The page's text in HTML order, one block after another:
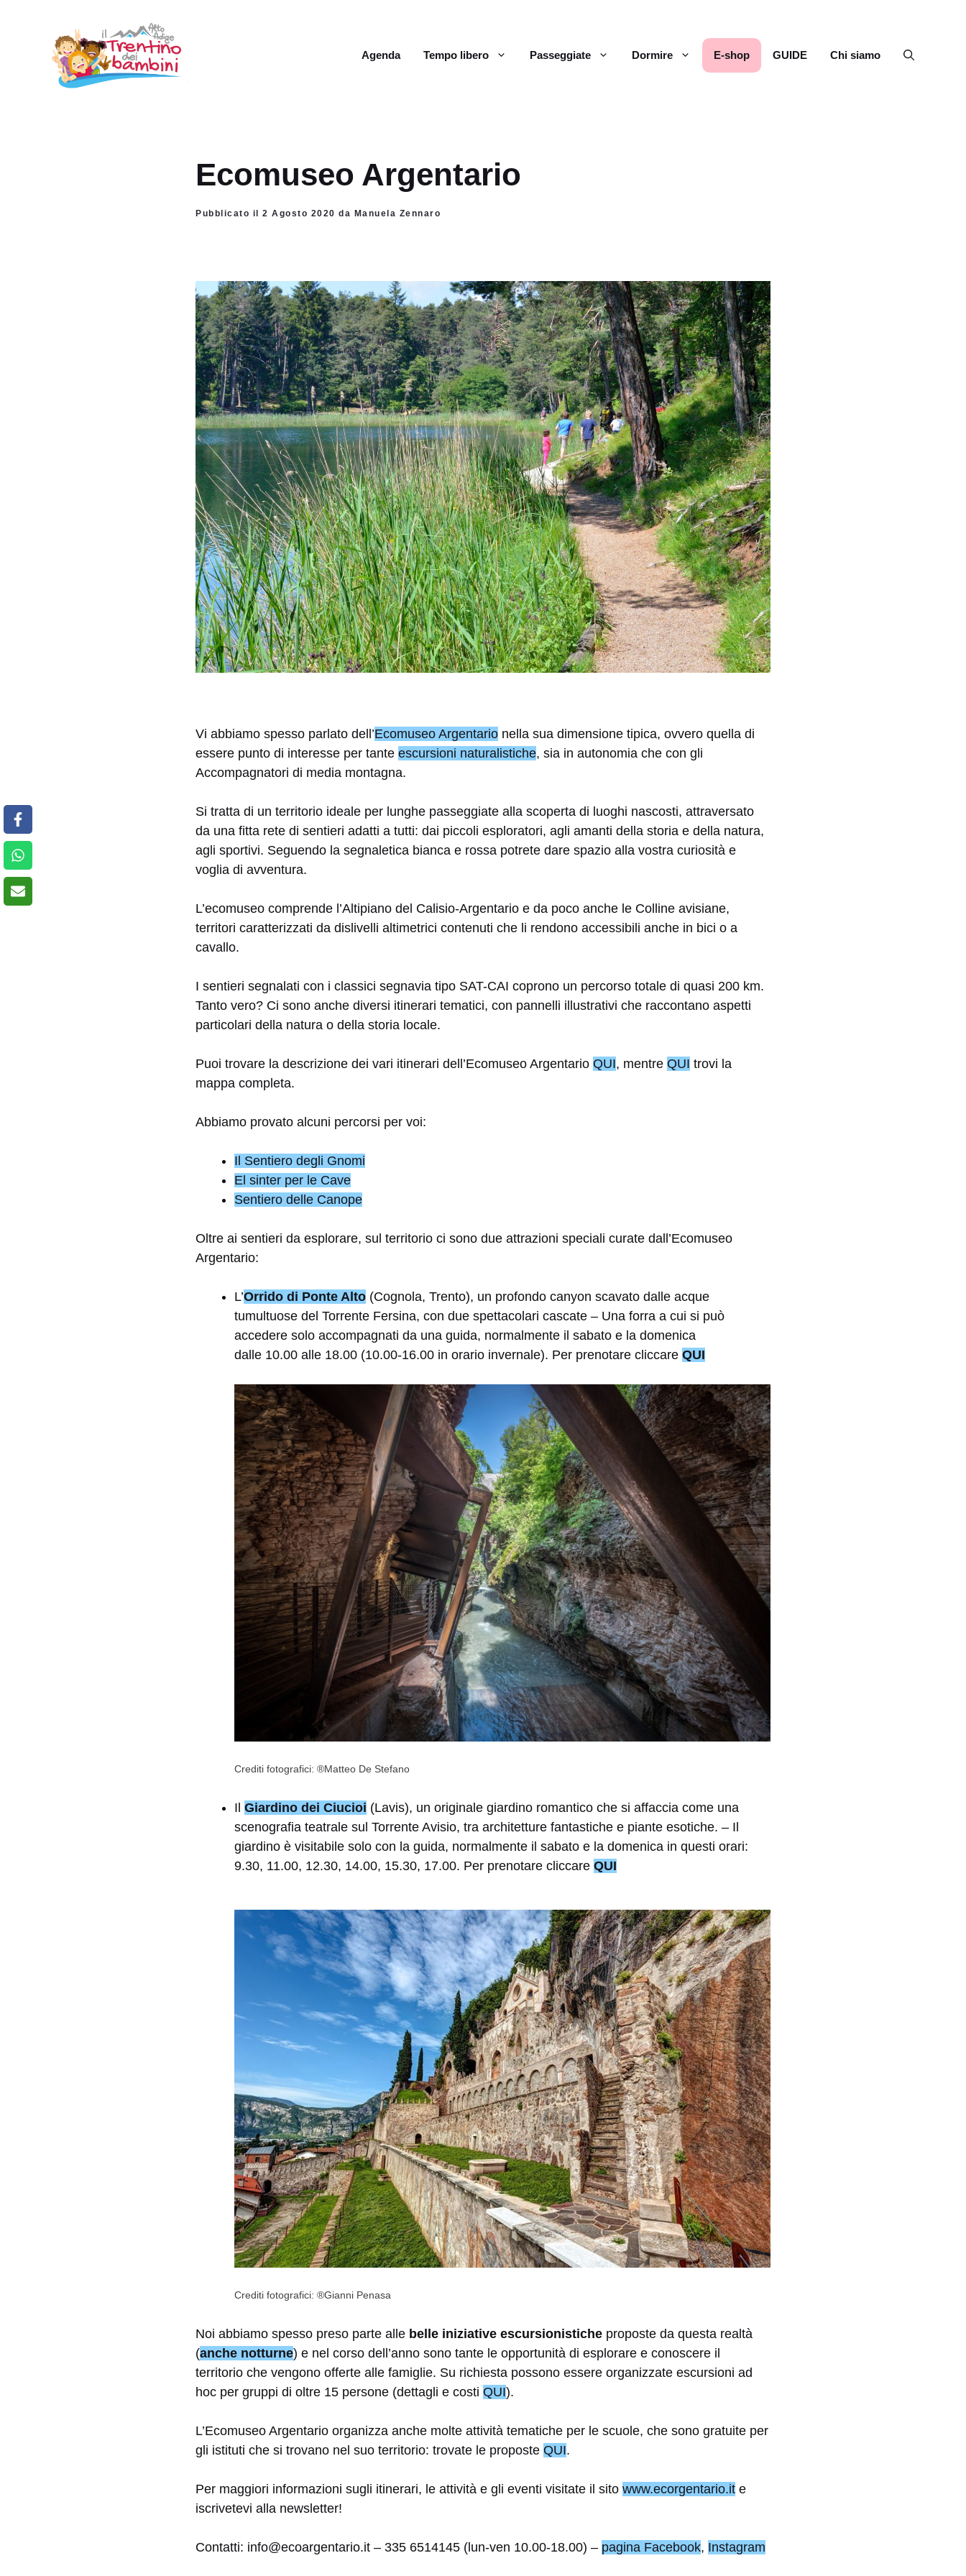
contenuto
Agenda Tempo libero Passeggiate Dormire E-shop GUIDE Chi siamo
Ecomuseo Argentario
Pubblicato il 2 Agosto 2020 da Manuela Zennaro
Vi abbiamo spesso parlato dell’Ecomuseo Argentario nella sua dimensione tipica, ovvero quella di
essere punto di interesse per tante escursioni naturalistiche, sia in autonomia che con gli
Accompagnatori di media montagna.
Si tratta di un territorio ideale per lunghe passeggiate alla scoperta di luoghi nascosti, attraversato
da una fitta rete di sentieri adatti a tutti: dai piccoli esploratori, agli amanti della storia e della natura,
agli sportivi. Seguendo la segnaletica bianca e rossa potrete dare spazio alla vostra curiosità e
voglia di avventura.
L’ecomuseo comprende l’Altipiano del Calisio-Argentario e da poco anche le Colline avisiane,
territori caratterizzati da dislivelli altimetrici contenuti che li rendono accessibili anche in bici o a
cavallo.
I sentieri segnalati con i classici segnavia tipo SAT-CAI coprono un percorso totale di quasi 200 km.
Tanto vero? Ci sono anche diversi itinerari tematici, con pannelli illustrativi che raccontano aspetti
particolari della natura o della storia locale.
Puoi trovare la descrizione dei vari itinerari dell’Ecomuseo Argentario QUI, mentre QUI trovi la
mappa completa.
Abbiamo provato alcuni percorsi per voi:
Il Sentiero degli Gnomi
El sinter per le Cave
Sentiero delle Canope
Oltre ai sentieri da esplorare, sul territorio ci sono due attrazioni speciali curate dall’Ecomuseo
Argentario:
L’Orrido di Ponte Alto (Cognola, Trento), un profondo canyon scavato dalle acque
tumultuose del Torrente Fersina, con due spettacolari cascate – Una forra a cui si può
accedere solo accompagnati da una guida, normalmente il sabato e la domenica
dalle 10.00 alle 18.00 (10.00-16.00 in orario invernale). Per prenotare cliccare QUI
Crediti fotografici: ®Matteo De Stefano
Il Giardino dei Ciucioi (Lavis), un originale giardino romantico che si affaccia come una
scenografia teatrale sul Torrente Avisio, tra architetture fantastiche e piante esotiche. – Il
giardino è visitabile solo con la guida, normalmente il sabato e la domenica in questi orari:
9.30, 11.00, 12.30, 14.00, 15.30, 17.00. Per prenotare cliccare QUI
Crediti fotografici: ®Gianni Penasa
Noi abbiamo spesso preso parte alle belle iniziative escursionistiche proposte da questa realtà
(anche notturne) e nel corso dell’anno sono tante le opportunità di esplorare e conoscere il
territorio che vengono offerte alle famiglie. Su richiesta possono essere organizzate escursioni ad
hoc per gruppi di oltre 15 persone (dettagli e costi QUI).
L’Ecomuseo Argentario organizza anche molte attività tematiche per le scuole, che sono gratuite per
gli istituti che si trovano nel suo territorio: trovate le proposte QUI.
Per maggiori informazioni sugli itinerari, le attività e gli eventi visitate il sito www.ecorgentario.it e
iscrivetevi alla newsletter!
Contatti: info@ecoargentario.it – 335 6514145 (lun-ven 10.00-18.00) – pagina Facebook, Instagram